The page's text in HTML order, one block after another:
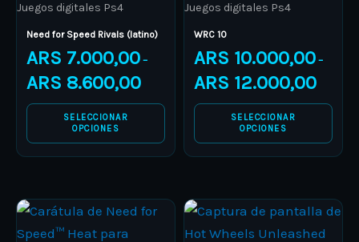
Juegos digitales Ps4
Need for Speed Rivals (latino)
ARS 7.000,00 –
ARS 8.600,00
SELECCIONAR
OPCIONES
chosen
on
the
product
page
Juegos digitales Ps4
WRC 10
ARS 10.000,00 –
ARS 12.000,00
SELECCIONAR
OPCIONES
chosen
on
the
product
page
range:
ARS 12.000,00
This
product
Price
range:
ARS
This
product